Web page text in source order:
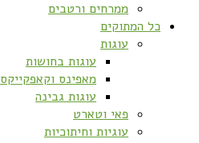
ממרחים ורטבים
כל המתוקים
עוגות
עוגות בחושות
מאפינס וקאפקייקס
עוגות גבינה
פאי וטארט
עוגיות וחיתוכיות